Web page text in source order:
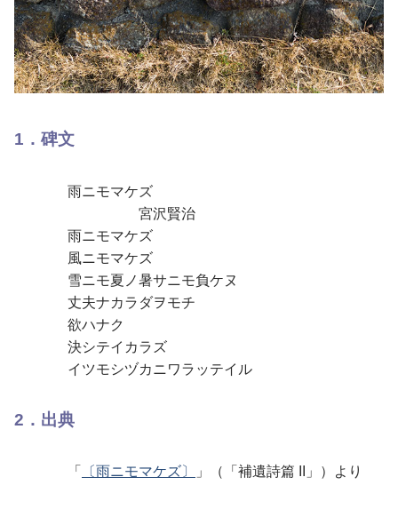
1．碑文
雨ニモマケズ
宮沢賢治
雨ニモマケズ
風ニモマケズ
雪ニモ夏ノ暑サニモ負ケヌ
丈夫ナカラダヲモチ
欲ハナク
決シテイカラズ
イツモシヅカニワラッテイル
2．出典
「 〔雨ニモマケズ〕 」（「補遺詩篇 II」）より